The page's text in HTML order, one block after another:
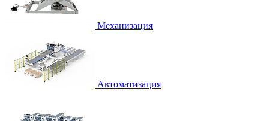
Механизация
Автоматизация